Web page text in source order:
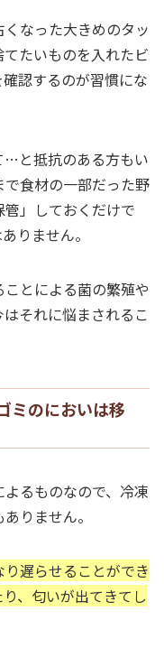
なった大きめのタッ
たいものを入れたビ
認するのが習慣にな
…と抵抗のある方もい
食材の一部だった野
」しておくだけで
りません。
とによる菌の繁殖や
それに悩まされるこ
ミのにおいは移
るものなので、冷凍
りません。
遅らせることができ
、匂いが出てきてし